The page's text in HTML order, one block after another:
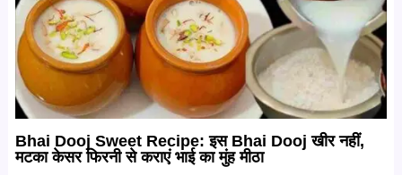
Bhai Dooj Sweet Recipe: इस Bhai Dooj खीर नहीं,
मटका केसर फिरनी से कराएं भाई का मुंह मीठा